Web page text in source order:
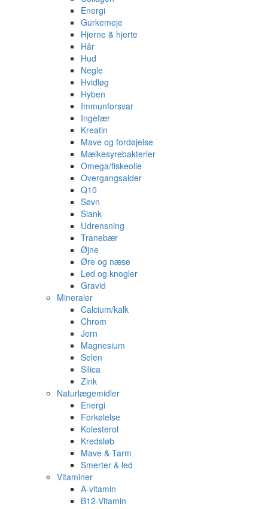
Energi
Gurkemeje
Hjerne & hjerte
Hår
Hud
Negle
Hvidløg
Hyben
Immunforsvar
Ingefær
Kreatin
Mave og fordøjelse
Mælkesyrebakterier
Omega/fiskeolie
Overgangsalder
Q10
Søvn
Slank
Udrensning
Tranebær
Øjne
Øre og næse
Led og knogler
Gravid
Mineraler
Calcium/kalk
Chrom
Jern
Magnesium
Selen
Silica
Zink
Naturlægemidler
Energi
Forkølelse
Kolesterol
Kredsløb
Mave & Tarm
Smerter & led
Vitaminer
A-vitamin
B12-Vitamin